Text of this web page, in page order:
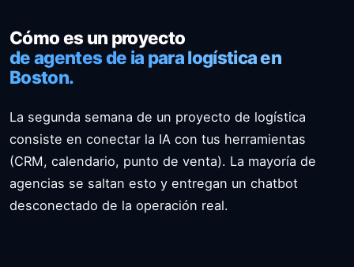
Cómo es un proyecto
de agentes de ia para logística en
Boston.
La segunda semana de un proyecto de logística
consiste en conectar la IA con tus herramientas
(CRM, calendario, punto de venta). La mayoría de
agencias se saltan esto y entregan un chatbot
desconectado de la operación real.